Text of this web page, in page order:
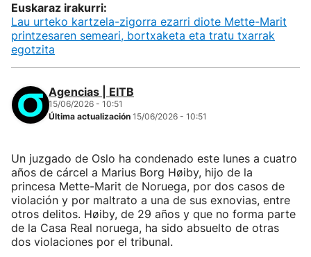
Euskaraz irakurri:
Lau urteko kartzela-zigorra ezarri diote Mette-Marit
printzesaren semeari, bortxaketa eta tratu txarrak
egotzita
Agencias | EITB
15/06/2026 - 10:51
Última actualización 15/06/2026 - 10:51
Un juzgado de Oslo ha condenado este lunes a cuatro
años de cárcel a Marius Borg Høiby, hijo de la
princesa Mette-Marit de Noruega, por dos casos de
violación y por maltrato a una de sus exnovias, entre
otros delitos. Høiby, de 29 años y que no forma parte
de la Casa Real noruega, ha sido absuelto de otras
dos violaciones por el tribunal.